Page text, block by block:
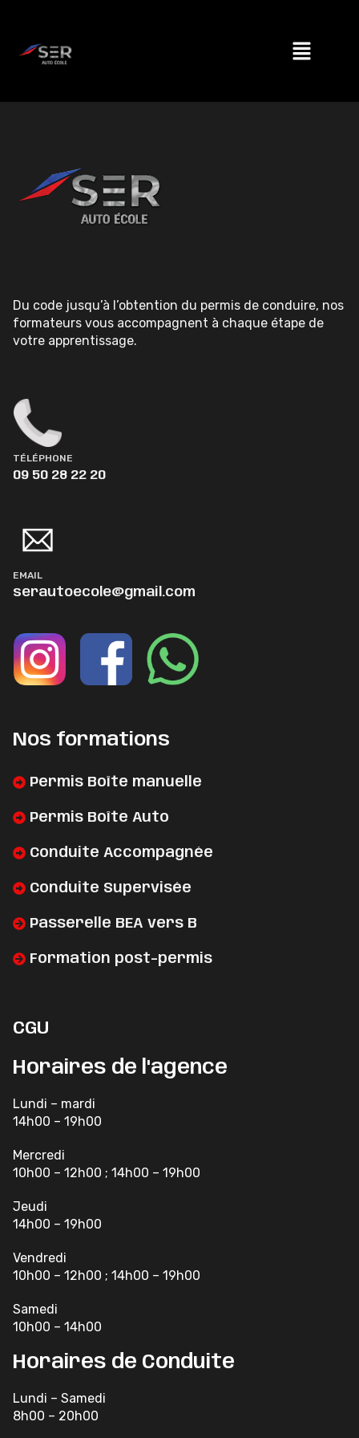
Du code jusqu’à l’obtention du permis de conduire, nos
formateurs vous accompagnent à chaque étape de
votre apprentissage.
TÉLÉPHONE
09 50 28 22 20
EMAIL
serautoecole@gmail.com
Nos formations
Permis Boîte manuelle
Permis Boîte Auto
Conduite Accompagnée
Conduite Supervisée
Passerelle BEA vers B
Formation post-permis
CGU
Horaires de l'agence
Lundi – mardi
14h00 – 19h00
Mercredi
10h00 – 12h00 ; 14h00 – 19h00
Jeudi
14h00 – 19h00
Vendredi
10h00 – 12h00 ; 14h00 – 19h00
Samedi
10h00 – 14h00
Horaires de Conduite
Lundi – Samedi
8h00 – 20h00